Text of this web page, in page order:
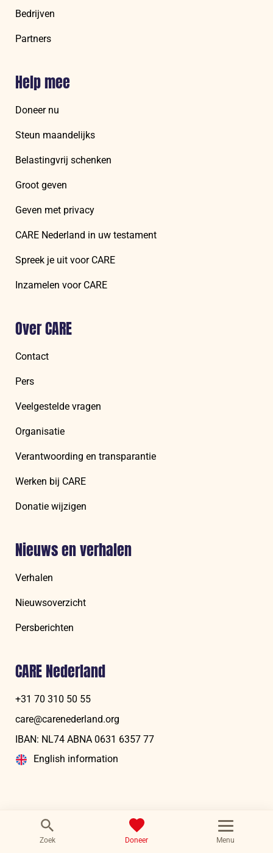
Zoek Doneer Menu
Bedrijven
Partners
Help mee
Doneer nu
Steun maandelijks
Belastingvrij schenken
Groot geven
Geven met privacy
CARE Nederland in uw testament
Spreek je uit voor CARE
Inzamelen voor CARE
Over CARE
Contact
Pers
Veelgestelde vragen
Organisatie
Verantwoording en transparantie
Werken bij CARE
Donatie wijzigen
Nieuws en verhalen
Verhalen
Nieuwsoverzicht
Persberichten
CARE Nederland
+31 70 310 50 55
care@carenederland.org
IBAN: NL74 ABNA 06‍31 6‍357‍ 77
English information